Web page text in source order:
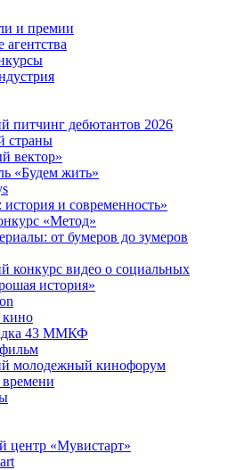
и премии
питчинг дебютантов 2026
страны
вектор»
«Будем жить»
история и современность»
«Метод»
от бумеров до зумеров
конкурс видео о социальных
история»
кино
43 ММКФ
молодежный кинофорум
центр «Мувистарт»